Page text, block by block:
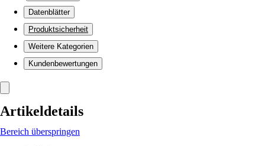
Datenblätter
Produktsicherheit
Weitere Kategorien
Kundenbewertungen
Artikeldetails
Bereich überspringen